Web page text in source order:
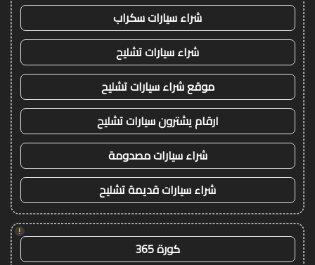
شراء سيارات سكراب
شراء سيارات تشليح
موقع شراء سيارات تشليح
ارقام يشترون سيارات تشليح
شراء سيارات مصدومة
شراء سيارات قديمة تشليح
!
كورة 365